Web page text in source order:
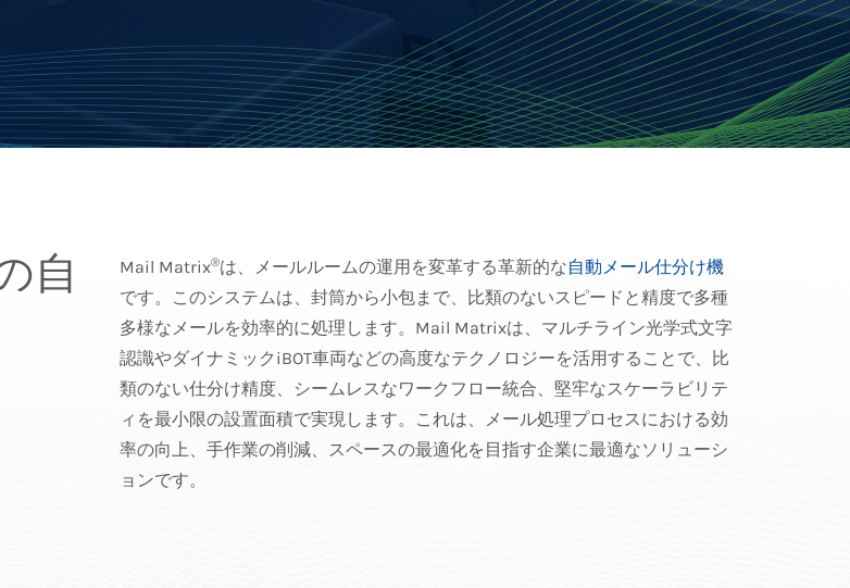
自
Mail Matrix®は、メールルームの運用を変革する革新的な自動メール仕分け機
です。このシステムは、封筒から小包まで、比類のないスピードと精度で多種
多様なメールを効率的に処理します。Mail Matrixは、マルチライン光学式文字
認識やダイナミックiBOT車両などの高度なテクノロジーを活用することで、比
類のない仕分け精度、シームレスなワークフロー統合、堅牢なスケーラビリテ
ィを最小限の設置面積で実現します。これは、メール処理プロセスにおける効
率の向上、手作業の削減、スペースの最適化を目指す企業に最適なソリューシ
ョンです。